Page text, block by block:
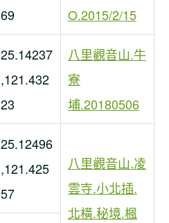
69
O.2015/2/15
25.14237
,121.432
23
八里觀音山.牛
寮
埔.20180506
25.12496
,121.425
57
八里觀音山.凌
雲寺.小北插.
北橫.秘境.楓